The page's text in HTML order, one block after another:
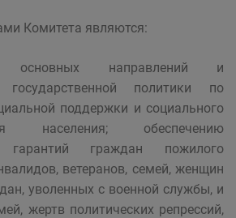
Комитета являются:
основных направлений и
государственной политики по
поддержки и социального
населения; обеспечению
гарантий граждан пожилого
ветеранов, семей, женщин
уволенных с военной службы, и
жертв политических репрессий,